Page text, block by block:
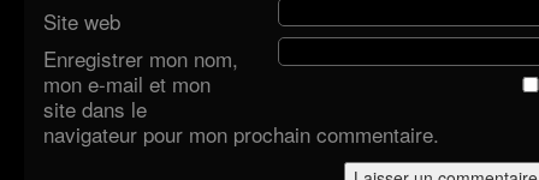
Site web
Enregistrer mon nom,
mon e-mail et mon
site dans le
navigateur pour mon prochain commentaire.